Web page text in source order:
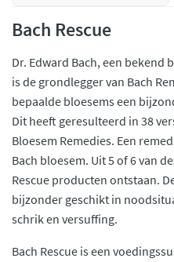
Bach Rescue
Dr. Edward Bach, een
is de grondlegger van Bach
bepaalde bloesems een
Dit heeft geresulteerd in 38
Bloesem Remedies. Een
Bach bloesem. Uit 5 of 6 van
Rescue producten ontstaan.
bijzonder geschikt in
schrik en versuffing.
Bach Rescue is een